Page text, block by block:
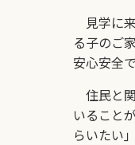
見学に
る子のご
安心安全
住民と
いること
らいたい｣